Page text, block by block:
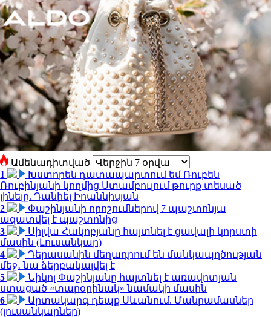
Ամենադիտված
1
Խստորեն դատապարտում եմ Ռուբեն
Ռուբինյանի կողմից Ստամբուլում թուրք տեսած
լինելը. Դանիել Իոաննիսյան
2
Փաշինյանի որոշումներով 7 պաշտոնյա
ազատվել է պաշտոնից
3
Սիլվա Հակոբյանը հայտնել է ցավալի կորստի
մասին (Լուսանկար)
4
Դերասանին մեղադրում են մանկապղծության
մեջ․ նա ձերբակալվել է
5
Նիկոլ Փաշինյանը հայտնել է առավոտյան
ստացած «տարօրինակ» նամակի մասին
6
Արտակարգ դեպք Սևանում. Մանրամասներ
(լուսանկարներ)